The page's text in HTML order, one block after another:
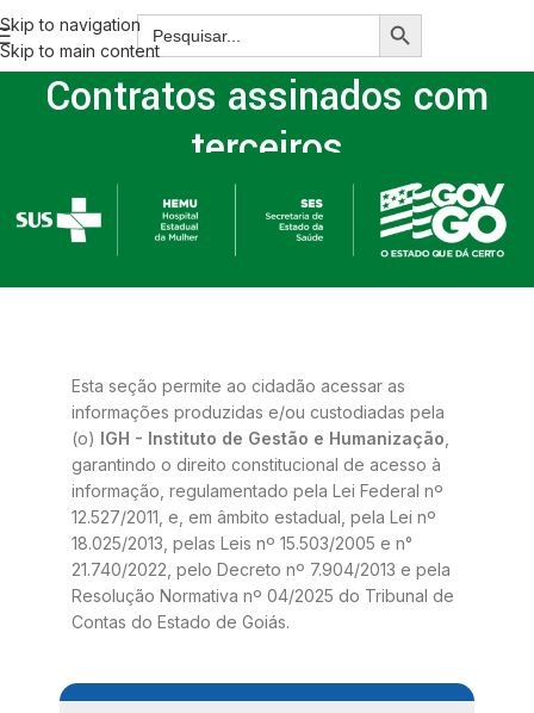
Skip to navigation
Skip to main content
Contratos assinados com
terceiros
Home Contratos assinados com terceiros
Esta seção permite ao cidadão acessar as
informações produzidas e/ou custodiadas pela
(o) IGH - Instituto de Gestão e Humanização
garantindo o direito constitucional de acesso à
informação, regulamentado pela Lei Federal nº
12.527/2011, e, em âmbito estadual, pela Lei nº
18.025/2013, pelas Leis nº 15.503/2005 e n°
21.740/2022, pelo Decreto nº 7.904/2013 e pela
Resolução Normativa nº 04/2025 do Tribunal de
Contas do Estado de Goiás.